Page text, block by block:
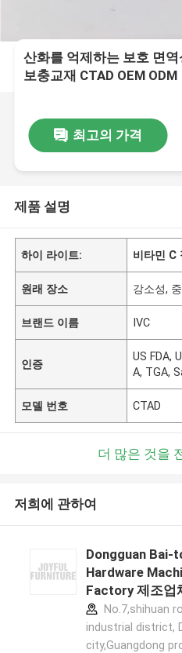
산화를 억제하는 보호 면
보충교재 CTAD OEM ODM
최고의 가격
제품 설명
하이 라이트: 비타민 C
원래 장소 강소성,
브랜드 이름 IVC
인증
US FDA,
A, TGA,
모델 번호 CTAD
더 많은 것을
저희에 관하여
Dongguan Bai-
Hardware
Factory 제조업
No.7,shihuan
industrial district,
city,Guangdong